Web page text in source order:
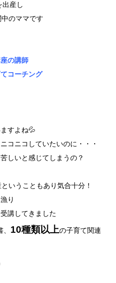
産し
のママです
の講師
コーチング
すよね💦
コニコしていたいのに・・・
しいと感じてしまうの？
いうこともあり気合十分！
り
講してきました
10種類以上の子育て関連